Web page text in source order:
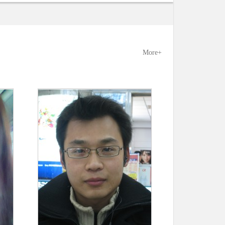
More+